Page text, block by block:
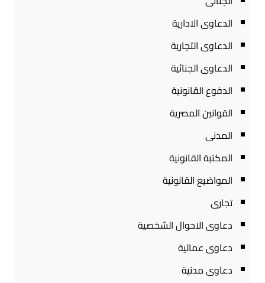
الدعاوى الادارية
الدعاوى التجارية
الدعاوى الجنائية
الدفوع القانونية
القوانين المصرية
المدنى
المكتبة القانونية
المواضيع القانونية
تجارى
دعاوى الاحوال الشخصية
دعاوى عمالية
دعاوى مدنية